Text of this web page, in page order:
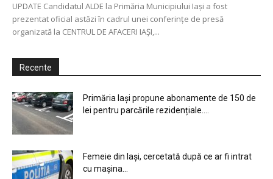
UPDATE Candidatul ALDE la Primăria Municipiului Iași a fost
prezentat oficial astăzi în cadrul unei conferințe de presă
organizată la CENTRUL DE AFACERI IAȘI,...
Recente
Primăria Iași propune abonamente de 150 de
lei pentru parcările rezidențiale....
Femeie din Iași, cercetată după ce ar fi intrat
cu mașina...